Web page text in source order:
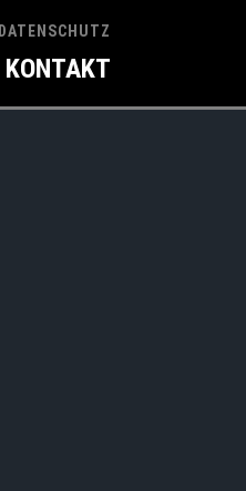
DATENSCHUTZ
KONTAKT